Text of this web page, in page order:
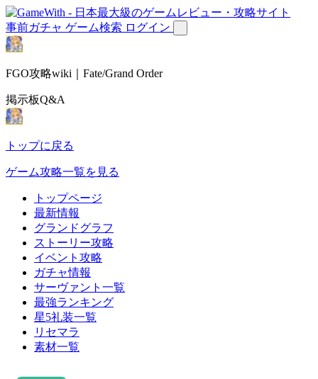
事前ガチャ ゲーム検索 ログイン
FGO攻略wiki｜Fate/Grand Order
掲示板Q&A
トップに戻る
ゲーム攻略一覧を見る
トップページ
最新情報
グランドグラフ
ストーリー攻略
イベント攻略
ガチャ情報
サーヴァント一覧
最強ランキング
星5礼装一覧
リセマラ
素材一覧